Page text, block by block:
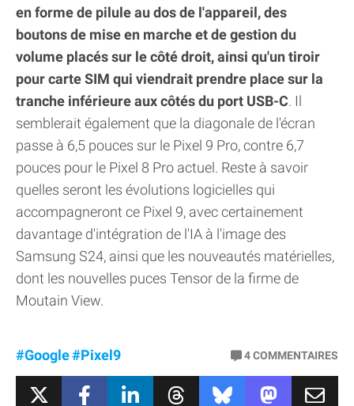
en forme de pilule au dos de l'appareil, des
boutons de mise en marche et de gestion du
volume placés sur le côté droit, ainsi qu'un tiroir
pour carte SIM qui viendrait prendre place sur la
tranche inférieure aux côtés du port USB-C. Il
semblerait également que la diagonale de l'écran
passe à 6,5 pouces sur le Pixel 9 Pro, contre 6,7
pouces pour le Pixel 8 Pro actuel. Reste à savoir
quelles seront les évolutions logicielles qui
accompagneront ce Pixel 9, avec certainement
davantage d'intégration de l'IA à l'image des
Samsung S24, ainsi que les nouveautés matérielles,
dont les nouvelles puces Tensor de la firme de
Moutain View.
#Google#Pixel9 4COMMENTAIRES